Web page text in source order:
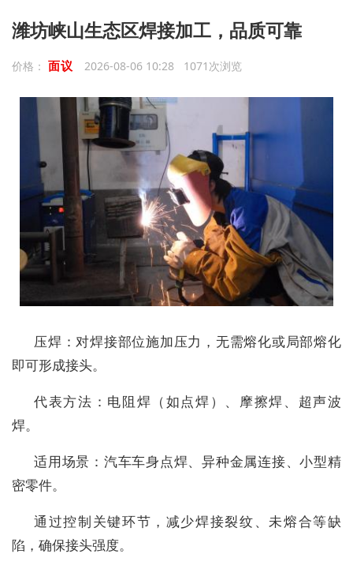
潍坊峡山生态区焊接加工，品质可靠
价格： 面议 2026-08-06 10:28 1071次浏览
压焊：对焊接部位施加压力，无需熔化或局部熔化
即可形成接头。
代表方法：电阻焊（如点焊）、摩擦焊、超声波
焊。
适用场景：汽车车身点焊、异种金属连接、小型精
密零件。
通过控制关键环节，减少焊接裂纹、未熔合等缺
陷，确保接头强度。